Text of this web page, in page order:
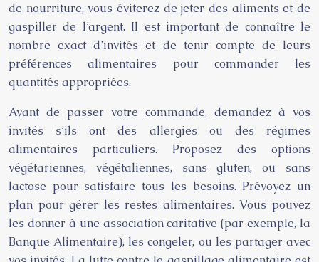
de nourriture, vous éviterez de jeter des aliments et de
gaspiller de l’argent. Il est important de connaître le
nombre exact d’invités et de tenir compte de leurs
préférences alimentaires pour commander les
quantités appropriées.
Avant de passer votre commande, demandez à vos
invités s’ils ont des allergies ou des régimes
alimentaires particuliers. Proposez des options
végétariennes, végétaliennes, sans gluten, ou sans
lactose pour satisfaire tous les besoins. Prévoyez un
plan pour gérer les restes alimentaires. Vous pouvez
les donner à une association caritative (par exemple, la
Banque Alimentaire), les congeler, ou les partager avec